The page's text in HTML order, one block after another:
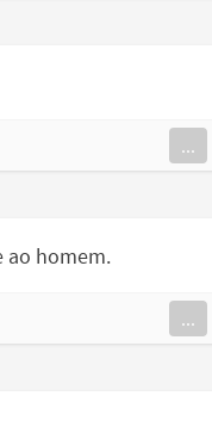
...
ao homem.
...